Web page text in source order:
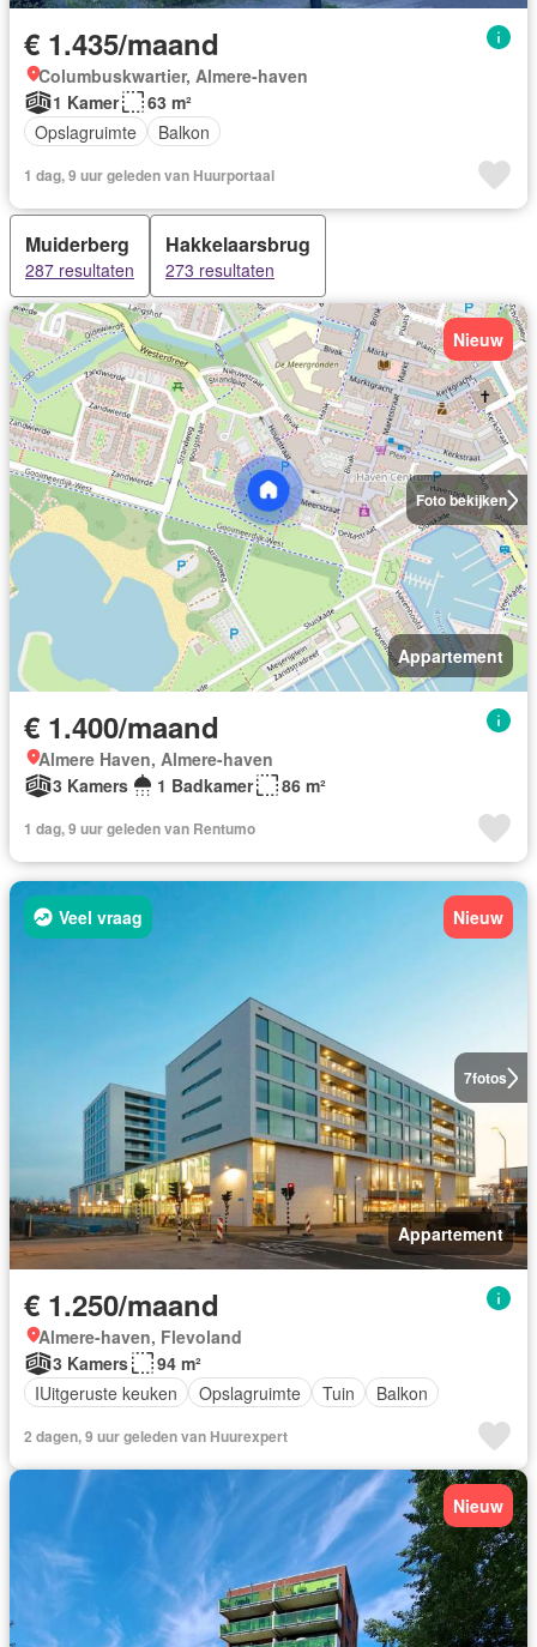
€ 1.435/maand
Columbuskwartier, Almere-haven
1 Kamer
63 m²
Opslagruimte
Balkon
1 dag, 9 uur geleden van Huurportaal
Muiderberg
287 resultaten
Hakkelaarsbrug
273 resultaten
Foto bekijken
Nieuw
Appartement
€ 1.400/maand
Almere Haven, Almere-haven
3 Kamers
1 Badkamer 86 m²
1 dag, 9 uur geleden van Rentumo
7fotos
Veel vraag Nieuw
Appartement
€ 1.250/maand
Almere-haven, Flevoland
3 Kamers
94 m²
IUitgeruste keuken
Opslagruimte Tuin Balkon
2 dagen, 9 uur geleden van Huurexpert
Nieuw